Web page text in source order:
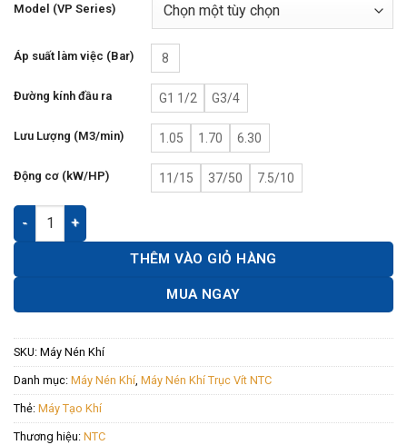
Model (VP Series)
Áp suất làm việc (Bar) 8
Đường kính đầu ra G1 1/2 G3/4
Lưu Lượng (M3/min) 1.05 1.70 6.30
Động cơ (kW/HP) 11/15 37/50 7.5/10
Máy Nén Khí NTC Trục Vít Biến Tần, Vĩnh Từ số lượng
THÊM VÀO GIỎ HÀNG
MUA NGAY
SKU: Máy Nén Khí
Danh mục: Máy Nén Khí, Máy Nén Khí Trục Vít NTC
Thẻ: Máy Tạo Khí
Thương hiệu: NTC